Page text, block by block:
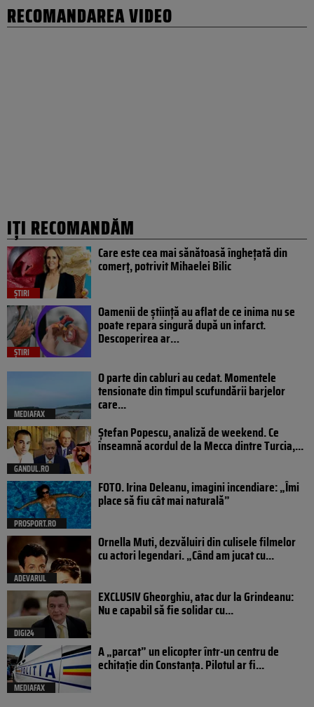
RECOMANDAREA VIDEO
IȚI RECOMANDĂM
ȘTIRI
Care este cea mai sănătoasă înghețată din
comerț, potrivit Mihaelei Bilic
ȘTIRI
Oamenii de știință au aflat de ce inima nu se
poate repara singură după un infarct.
Descoperirea ar…
MEDIAFAX
O parte din cabluri au cedat. Momentele
tensionate din timpul scufundării barjelor
care...
GANDUL.RO
Ștefan Popescu, analiză de weekend. Ce
înseamnă acordul de la Mecca dintre Turcia,...
PROSPORT.RO
FOTO. Irina Deleanu, imagini incendiare: „Îmi
place să fiu cât mai naturală”
ADEVARUL
Ornella Muti, dezvăluiri din culisele filmelor
cu actori legendari. „Când am jucat cu...
DIGI24
EXCLUSIV Gheorghiu, atac dur la Grindeanu:
Nu e capabil să fie solidar cu...
MEDIAFAX
A „parcat” un elicopter într-un centru de
echitație din Constanța. Pilotul ar fi...